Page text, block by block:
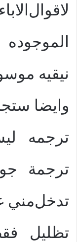
لاقوال الاباء
نيقيه
وايضا
ترجمه
ترجمة
تدخلمني
تظليل